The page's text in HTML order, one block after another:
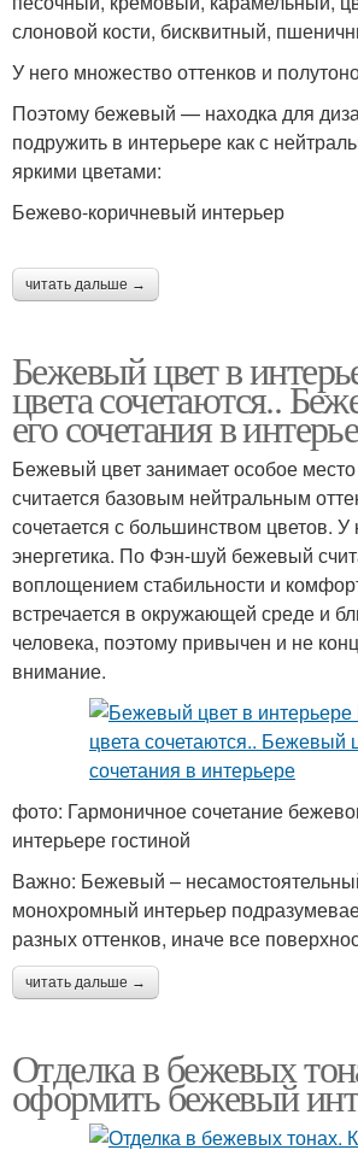
слоновой кости, бисквитный,
У него множество оттенков и
Поэтому бежевый — находка для
подружить в интерьере как с
яркими цветами:
Бежево-коричневый интерьер
читать дальше →
Бежевый цвет в
цвета сочетаются..
его сочетания в
Бежевый цвет занимает особое
считается базовым нейтральным
сочетается с большинством цветов. У
энергетика. По Фэн-шуй бежевый
воплощением стабильности и
встречается в окружающей среде и
человека, поэтому привычен и не
внимание.
фото: Гармоничное сочетание
интерьере гостиной
Важно: Бежевый –
монохромный интерьер
разных оттенков, иначе все
читать дальше →
Отделка в бежевых
оформить бежевый